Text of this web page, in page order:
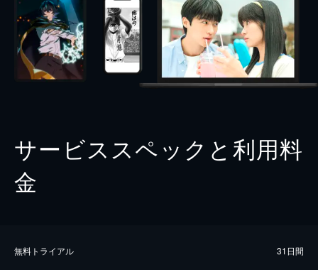
サービススペックと利用料
金
無料トライアル 31日間